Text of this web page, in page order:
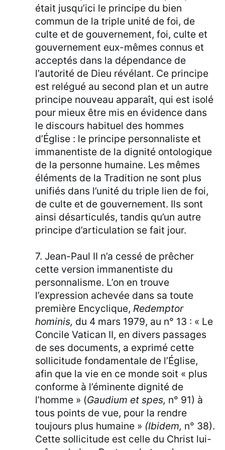
était jusqu’ici le principe du bien
commun de la triple unité de foi, de
culte et de gouvernement, foi, culte et
gouvernement eux-mêmes connus et
acceptés dans la dépendance de
l’autorité de Dieu révélant. Ce principe
est relégué au second plan et un autre
principe nouveau apparaît, qui est isolé
pour mieux être mis en évidence dans
le discours habituel des hommes
d’Église : le principe personnaliste et
immanentiste de la dignité ontologique
de la personne humaine. Les mêmes
éléments de la Tradition ne sont plus
unifiés dans l’unité du triple lien de foi,
de culte et de gouvernement. Ils sont
ainsi désarticulés, tandis qu’un autre
principe d’articulation se fait jour.
7. Jean-Paul II n’a cessé de prêcher
cette version immanentiste du
personnalisme. L’on en trouve
l’expression achevée dans sa toute
première Encyclique,Redemptor
hominis, du 4 mars 1979, au n° 13 : « Le
Concile Vatican II, en divers passages
de ses documents, a exprimé cette
sollicitude fondamentale de l’Église,
afin que la vie en ce monde soit « plus
conforme à l’éminente dignité de
l’homme » (Gaudium et spes, n° 91) à
tous points de vue, pour la rendre
toujours plus humaine » (Ibidem, n° 38).
Cette sollicitude est celle du Christ lui-